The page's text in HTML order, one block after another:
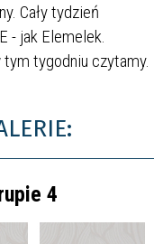
Cały tydzień
- jak Elemelek.
tygodniu czytamy.
4